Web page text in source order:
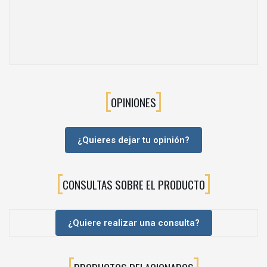
Marcos de aluminio estrechos o anchos
Frentes finos
Además, este sistema facilita la integración de
⚡Sistema eficiente y bien organizado
3 tipos de mecanismos de elevación
1 set de brazos
OPINIONES
¿Quieres dejar tu opinión?
CONSULTAS SOBRE EL PRODUCTO
¿Quiere realizar una consulta?